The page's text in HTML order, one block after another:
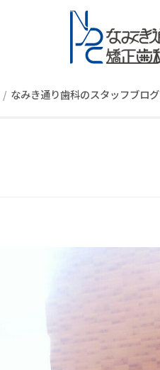
なみき通り歯科のスタッフブログ